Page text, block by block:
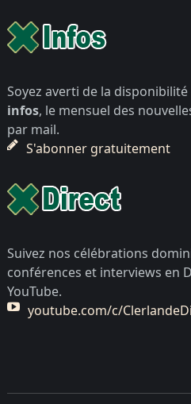
Soyez averti de la
infos, le mensuel des
par mail.
S'abonner gratuitement
Suivez nos célébrations
conférences et interviews en
YouTube.
youtube.com/c/